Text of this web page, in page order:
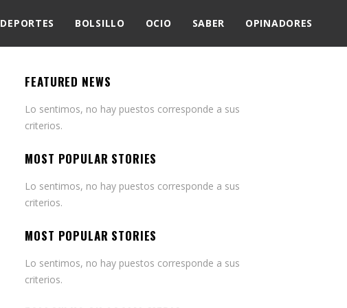
DEPORTES BOLSILLO OCIO SABER OPINADORES
FEATURED NEWS
Lo sentimos, no hay puestos corresponde a sus
criterios.
MOST POPULAR STORIES
Lo sentimos, no hay puestos corresponde a sus
criterios.
MOST POPULAR STORIES
Lo sentimos, no hay puestos corresponde a sus
criterios.